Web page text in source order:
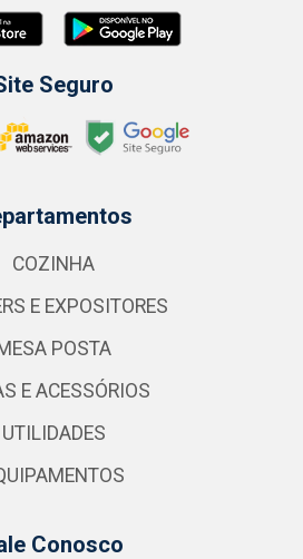
Seguro
COZINHA
E EXPOSITORES
POSTA
E ACESSÓRIOS
UTILIDADES
Conosco